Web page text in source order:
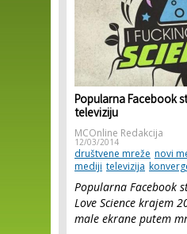
Popularna Facebook
televiziju
MCOnline Redakcija
12/03/2014
društvene mreže novi
mediji televizija
Popularna Facebook
Love Science krajem
male ekrane putem